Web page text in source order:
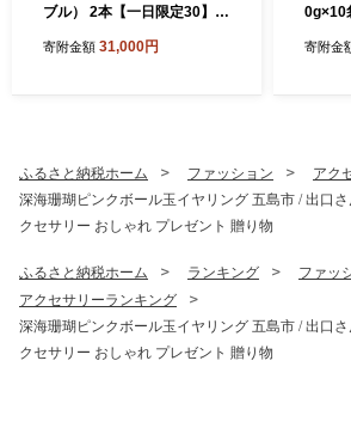
ブル） 2本【一日限定30】
五島市/三井楽水産[PBP002]
寄附金額 31,000円
0g×10
こん
寄附金
ふるさと納税ホーム ファッション
アク
深海珊瑚ピンクボール玉イヤリング 五島市 / 出口
クセサリー おしゃれ プレゼント 贈り物
ふるさと納税ホーム ランキング
ファッ
アクセサリーランキング
深海珊瑚ピンクボール玉イヤリング 五島市 / 出口
クセサリー おしゃれ プレゼント 贈り物